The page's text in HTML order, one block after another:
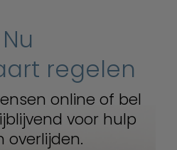
Nu
regelen
online of bel
voor hulp
overlijden.